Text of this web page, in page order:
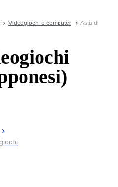
Videogiochi e computer
Asta di